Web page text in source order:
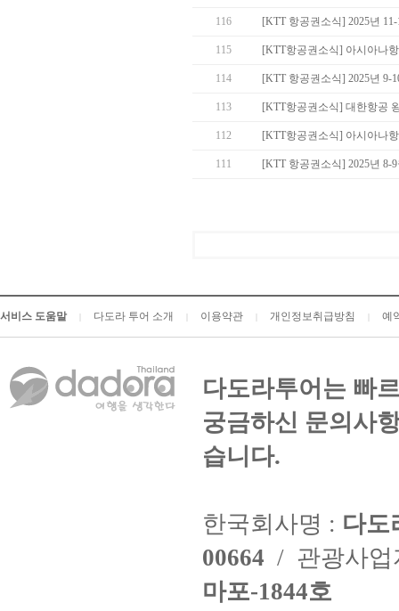
116 [KTT 항공권소식] 2025년
115 [KTT항공권소식] 아시아나
114 [KTT 항공권소식] 2025년 9-
113 [KTT항공권소식] 대한항공
112 [KTT항공권소식] 아시아나
111 [KTT 항공권소식] 2025년 8-
서비스 도움말 다도라 투어 소개 이용약관 개인정보취급방침 예
다도라투어는 빠
궁금하신 문의사
습니다.
한국회사명 : 다도
00664 / 관광사
마포-1844호